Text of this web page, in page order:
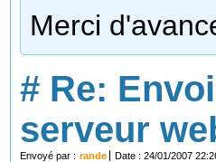
Merci
# Re:
serveur
Envoyé par : rande Date : 24/01/2007